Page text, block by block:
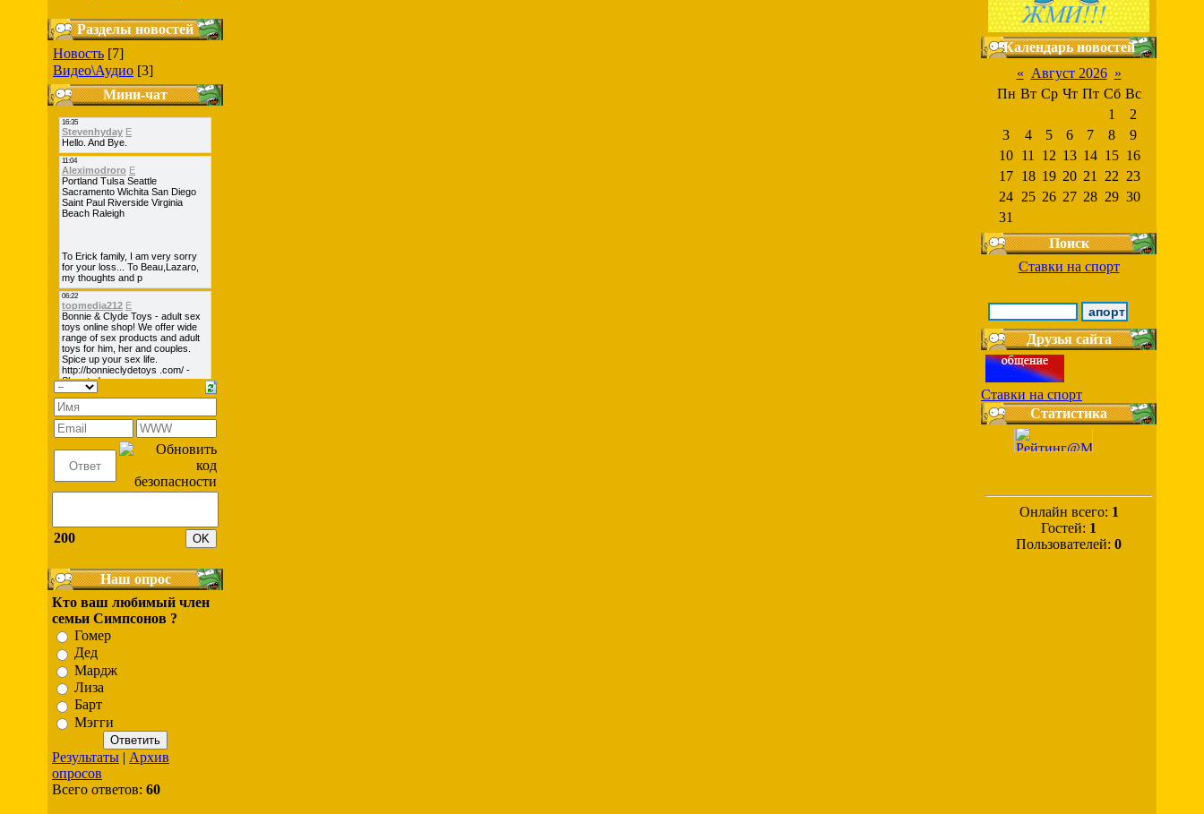
Разделы новостей
Новость [7]
Видео\Аудио [3]
Мини-чат
200
Наш опрос
Кто ваш любимый член
семьи Симпсонов ?
Гомер
Дед
Мардж
Лиза
Барт
Мэгги
Результаты | Архив
опросов
Всего ответов: 60
Календарь новостей
« Август 2026 »
Пн Вт Ср Чт Пт Сб Вс
1
2
3
4 5 6 7 8
9
10 11 12 13 14 15 16
17 18 19 20 21 22 23
24 25 26 27 28 29 30
31
Поиск
Ставки на спорт
Друзья сайта
Ставки на спорт
Статистика
Онлайн всего: 1
Гостей: 1
Пользователей: 0